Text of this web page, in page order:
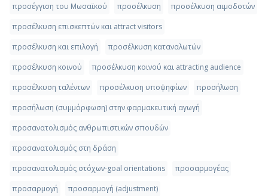
προσέγγιση του Μωσαϊκού
προσέλκυση
προσέλκυση αιμοδοτών
προσέλκυση επισκεπτών και attract visitors
προσέλκυση και επιλογή
προσέλκυση καταναλωτών
προσέλκυση κοινού
προσέλκυση κοινού και attracting audience
προσέλκυση ταλέντων
προσέλκυση υποψηφίων
προσήλωση
προσήλωση (συμμόρφωση) στην φαρμακευτική αγωγή
προσανατολισμός ανθρωπιστικών σπουδών
προσανατολισμός στη δράση
προσανατολισμός στόχων-goal orientations
προσαρμογέας
προσαρμογή
προσαρμογή (adjustment)